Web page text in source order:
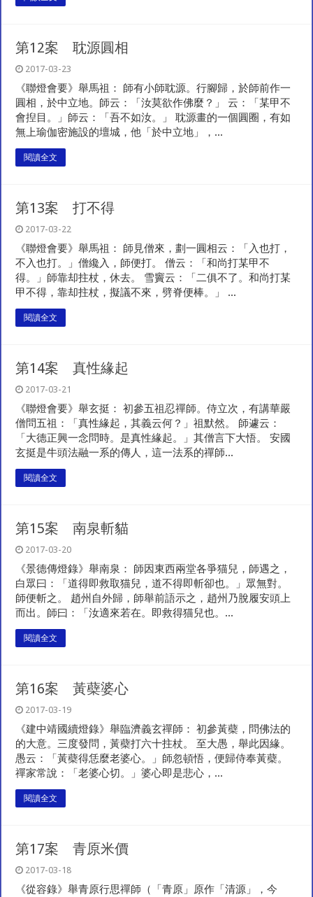
第12案 耽源圓相
2017-03-23
《聯燈會要》舉馬祖： 師有小師耽源。行腳歸，於師前作一
圓相，於中立地。師云：「汝莫欲作佛麼？」 云：「某甲不
會揑目。」師云：「吾不如汝。」 耽源畫的一個圓圈，有如
無上瑜伽密施設的壇城，他「於中立地」，...
閱讀全文
第13案 打不得
2017-03-22
《聯燈會要》舉馬祖： 師見僧來，劃一圓相云：「入也打，
不入也打。」僧纔入，師便打。 僧云：「和尚打某甲不
得。」師靠却拄杖，休去。 雪竇云：「二俱不了。和尚打某
甲不得，靠却拄杖，擬議不來，劈脊便棒。」 ...
閱讀全文
第14案 真性緣起
2017-03-21
《聯燈會要》舉玄挺： 初參五祖忍禪師。侍立次，有講華嚴
僧問五祖：「真性緣起，其義云何？」祖默然。 師遽云：
「大德正興一念問時。是真性緣起。」其僧言下大悟。 安國
玄挺是牛頭法融一系的傳人，這一法系的禪師...
閱讀全文
第15案 南泉斬貓
2017-03-20
《景德傳燈錄》舉南泉： 師因東西兩堂各爭猫兒，師遇之，
白眾曰：「道得即救取猫兒，道不得即斬卻也。」眾無對。
師便斬之。 趙州自外歸，師舉前語示之，趙州乃脫履安頭上
而出。師曰：「汝適來若在。即救得猫兒也。...
閱讀全文
第16案 黃蘗婆心
2017-03-19
《建中靖國續燈錄》舉臨濟義玄禪師： 初參黃蘗，問佛法的
的大意。三度發問，黃蘗打六十拄杖。 至大愚，舉此因緣。
愚云：「黃蘗得恁麼老婆心。」師忽頓悟，便歸侍奉黃蘗。
禪家常說：「老婆心切。」婆心即是悲心，...
閱讀全文
第17案 青原米價
2017-03-18
《從容錄》舉青原行思禪師（「青原」原作「清源」，今